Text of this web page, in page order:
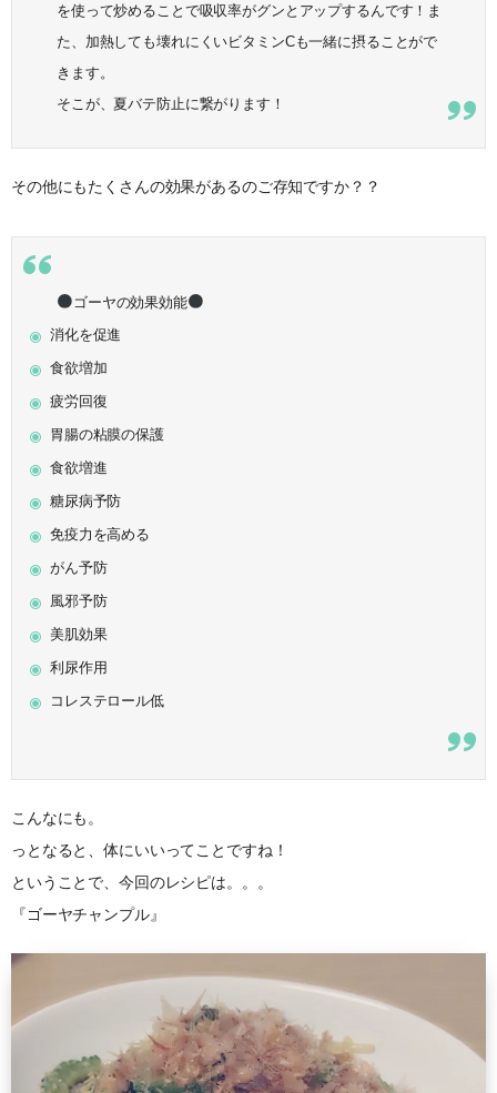
を使って炒めることで吸収率がグンとアップするんです！ま
た、加熱しても壊れにくいビタミンCも一緒に摂ることがで
きます。
そこが、夏バテ防止に繋がります！
その他にもたくさんの効果があるのご存知ですか？？
ゴーヤの効果効能
消化を促進
食欲増加
疲労回復
胃腸の粘膜の保護
食欲増進
糖尿病予防
免疫力を高める
がん予防
風邪予防
美肌効果
利尿作用
コレステロール低
こんなにも。
っとなると、体にいいってことですね！
ということで、今回のレシピは。。。
『ゴーヤチャンプル』